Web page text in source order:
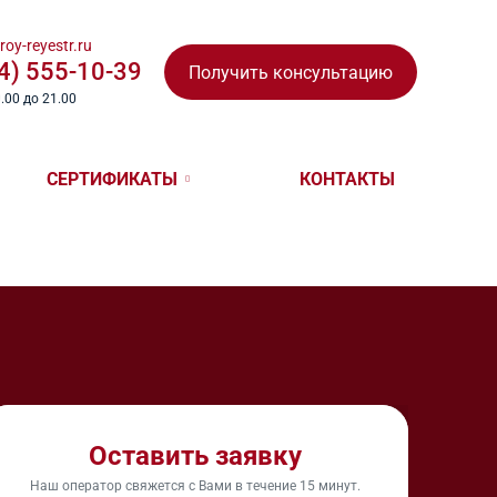
reyestr.ru
555-10-39
до 21.00
Получить консультацию
СЕРТИФИКАТЫ КОНТАКТЫ
Оставить заявку
Наш оператор свяжется с Вами в течение 15 минут.